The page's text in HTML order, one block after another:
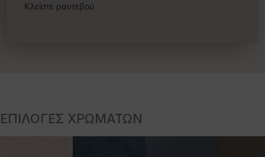
Κλείστε ραντεβού
ΕΠΙΛΟΓΕΣ ΧΡΩΜΑΤΩΝ